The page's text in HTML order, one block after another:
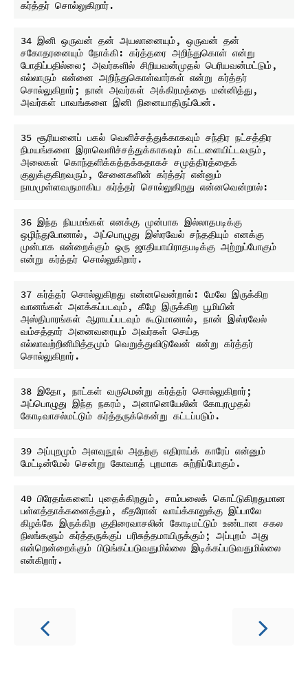
34 இனி ஒருவன் தன் அயலானையும், ஒருவன் தன்
சகோதரனையும் நோக்கி: கர்த்தரை அறிந்துகொள் என்று
போதிப்பதில்லை; அவர்களில் சிறியவன்முதல் பெரியவன்மட்டும்,
எல்லாரும் என்னை அறிந்துகொள்வார்கள் என்று கர்த்தர்
சொல்லுகிறார்; நான் அவர்கள் அக்கிரமத்தை மன்னித்து,
35 சூரியனைப் பகல் வெளிச்சத்துக்காகவும் சந்திர நட்சத்திர
நிமயங்களை இராவெளிச்சத்துக்காகவும் கட்டளையிட்டவரும்,
அலைகள் கொந்தளிக்கத்தக்கதாகச் சமுத்திரத்தைக்
குலுக்குகிறவரும், சேனைகளின் கர்த்தர் என்னும்
36 இந்த நியமங்கள் எனக்கு முன்பாக இல்லாதபடிக்கு
ஒழிந்துபோனால், அப்பொழுது இஸ்ரவேல் சந்ததியும் எனக்கு
முன்பாக என்றைக்கும் ஒரு ஜாதியாயிராதபடிக்கு அற்றுப்போகும்
37 கர்த்தர் சொல்லுகிறது என்னவென்றால்: மேலே இருக்கிற
வானங்கள் அளக்கப்படவும், கீழே இருக்கிற பூமியின்
அஸ்திபாரங்கள் ஆராயப்படவும் கூடுமானால், நான் இஸ்ரவேல்
வம்சத்தார் அனைவரையும் அவர்கள் செய்த
எல்லாவற்றினிமித்தமும் வெறுத்துவிடுவேன் என்று கர்த்தர்
38 இதோ, நாட்கள் வருமென்று கர்த்தர் சொல்லுகிறார்;
அப்பொழுது இந்த நகரம், அனானெயேலின் கோபுரமுதல்
39 அப்புறமும் அளவுநூல் அதற்கு எதிராய்க் காரேப் என்னும்
40 பிரேதங்களைப் புதைக்கிறதும், சாம்பலைக் கொட்டுகிறதுமான
பள்ளத்தாக்கனைத்தும், கீதரோன் வாய்க்காலுக்கு இப்பாலே
கிழக்கே இருக்கிற குதிரைவாசலின் கோடிமட்டும் உண்டான சகல
நிலங்களும் கர்த்தருக்குப் பரிசுத்தமாயிருக்கும்; அப்புறம் அது
என்றென்றைக்கும் பிடுங்கப்படுவதுமில்லை இடிக்கப்படுவதுமில்லை